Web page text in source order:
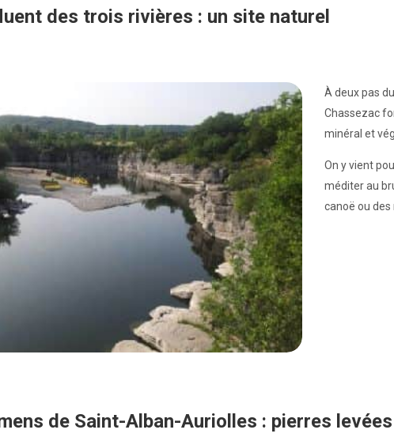
des trois rivières : un site naturel
À deux pas
Chassezac
minéral et
On y vient
méditer au
canoë ou
de Saint-Alban-Auriolles : pierres